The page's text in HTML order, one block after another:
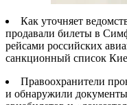
Как уточняет
продавали билеты в
рейсами российских
санкционный список
Правоохранители
и обнаружили